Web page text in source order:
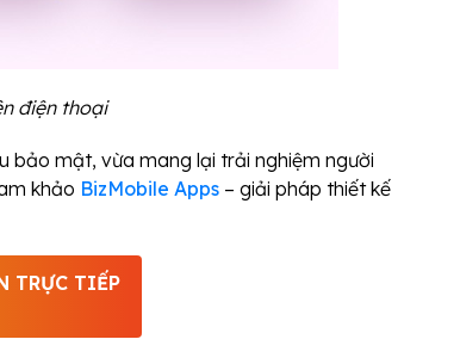
điện thoại
mật, vừa mang lại trải nghiệm người
khảo BizMobile Apps – giải pháp thiết kế
TRỰC TIẾP